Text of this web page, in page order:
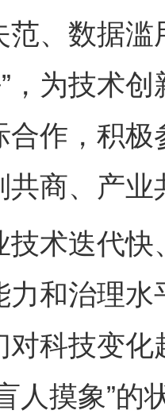
范、数据
，为技术
合作，积
共商、产业
迭代快
力和治理
对科技变
人摸象”
标问题”
一